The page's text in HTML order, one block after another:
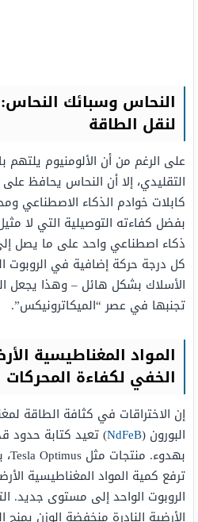
النحاس وسبائك
لنقل الطاقة
على الرغم من أن الألومنيوم
التقليدي، إلا أن النحاس يحافظ
كابلات خوادم الذكاء الاصطناعي
بفضل كفاءته التوصيلية التي لا
كل درجة حركة إضافية في الروبوت
الأسلاك بشكل هائل – وهذا يجعل
تجنبها في عصر “الميكاترونيكس”.
المواد المغناطيسية
الخفي لكفاءة المحركات
إن الاختراقات في كثافة الطاقة
البورون (NdFeB) تعيد كتابة حدود
ترفع كمية المواد المغناطيسية
الروبوت الواحد إلى مستوى جديد.
الأرضية النادرة منخفضة الوزن يمنح